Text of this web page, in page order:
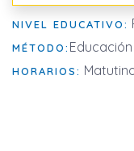
NIVEL EDUCATIVO:
MÉTODO:
HORARIOS: